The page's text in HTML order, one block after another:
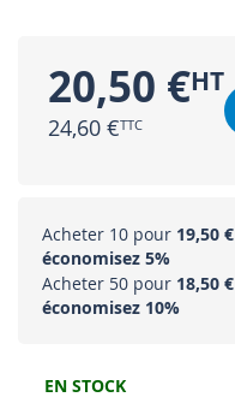
20,50 €
24,60 €
Acheter 10 pour 19,50 €
économisez 5%
Acheter 50 pour 18,50 €
économisez 10%
EN STOCK